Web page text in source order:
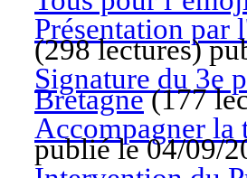
Présentation par
(298 lectures)
Signature du 3e
Bretagne(177
Accompagner la
publié le 04/09/